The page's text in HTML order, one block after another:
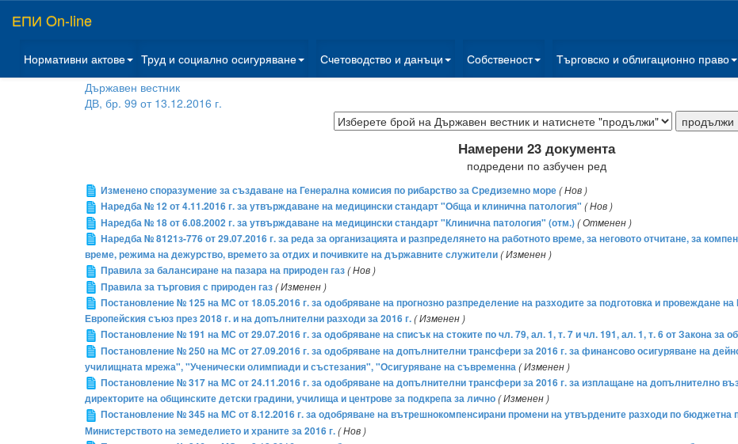
ЕПИ On-line
Нормативни актове Труд и социално осигуряване Счетоводство и данъци Собственост Търговско и облигационно право
Държавен вестник
ДВ, бр. 99 от 13.12.2016 г.
Намерени 23 документа
подредени по азбучен ред
Изменено споразумение за създаване на Генерална комисия по рибарство за Средиземно море( Нов )
Наредба № 12 от 4.11.2016 г. за утвърждаване на медицински стандарт "Обща и клинична патология" ( Нов )
Наредба № 18 от 6.08.2002 г. за утвърждаване на медицински стандарт "Клинична патология" (отм.)( Отменен )
Наредба № 8121з-776 от 29.07.2016 г. за реда за организацията и разпределянето на работното време, за неговото отчитане, за
време, режима на дежурство, времето за отдих и почивките на държавните служители( Изменен )
Правила за балансиране на пазара на природен газ( Нов )
Правила за търговия с природен газ( Изменен )
Постановление № 125 на МС от 18.05.2016 г. за одобряване на прогнозно разпределение на разходите за подготовка и провеждане
Европейския съюз през 2018 г. и на допълнителни разходи за 2016 г.( Изменен )
Постановление № 191 на МС от 29.07.2016 г. за одобряване на списък на стоките по чл. 79, ал. 1, т. 7 и чл. 191, ал. 1, т. 6 от Закона за
Постановление № 250 на МС от 27.09.2016 г. за одобряване на допълнителни трансфери за 2016 г. за финансово осигуряване на
училищната мрежа", "Ученически олимпиади и състезания", "Осигуряване на съвременна( Изменен )
Постановление № 317 на МС от 24.11.2016 г. за одобряване на допълнителни трансфери за 2016 г. за изплащане на допълнително
директорите на общинските детски градини, училища и центрове за подкрепа за лично( Изменен )
Постановление № 345 на МС от 8.12.2016 г. за одобряване на вътрешнокомпенсирани промени на утвърдените разходи по
Министерството на земеделието и храните за 2016 г.( Нов )